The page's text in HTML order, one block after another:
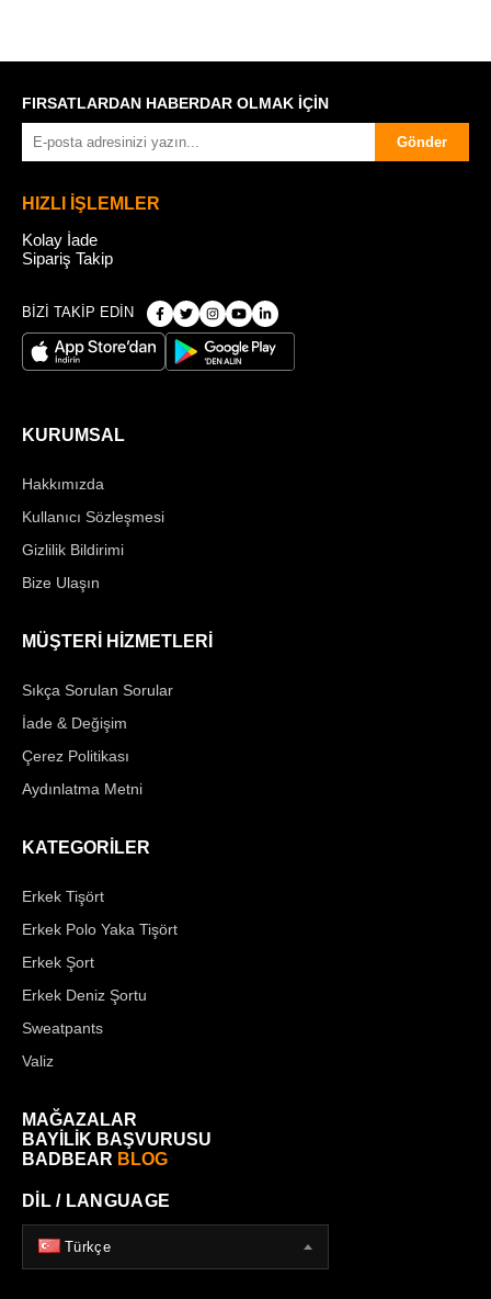
FIRSATLARDAN HABERDAR OLMAK İÇİN
Gönder
HIZLI İŞLEMLER
Kolay İade
Sipariş Takip
BİZİ TAKİP EDİN
KURUMSAL
Hakkımızda
Kullanıcı Sözleşmesi
Gizlilik Bildirimi
Bize Ulaşın
MÜŞTERİ HİZMETLERİ
Sıkça Sorulan Sorular
İade & Değişim
Çerez Politikası
Aydınlatma Metni
KATEGORİLER
Erkek Tişört
Erkek Polo Yaka Tişört
Erkek Şort
Erkek Deniz Şortu
Sweatpants
Valiz
MAĞAZALAR
BAYİLİK BAŞVURUSU
BADBEAR BLOG
DİL / LANGUAGE
Türkçe